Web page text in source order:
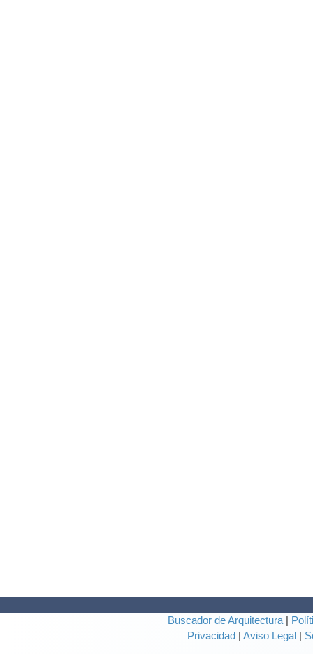
Buscador de Arquitectura|
Privacidad
Aviso Legal